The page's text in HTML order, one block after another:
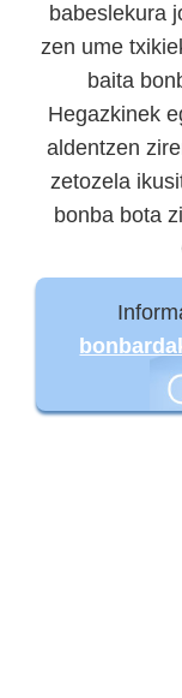
babeslekura
zen ume
baita
Hegazkinek
aldentzen
zetozela
bonba bota